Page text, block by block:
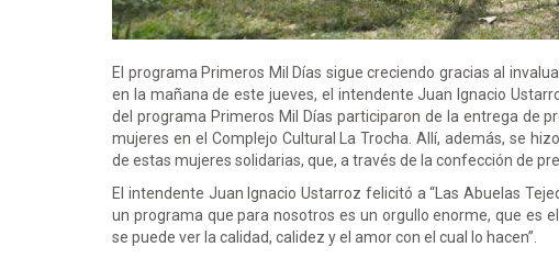
El programa Primeros Mil Días sigue creciendo gracias al
en la mañana de este jueves, el intendente Juan Ignacio
del programa Primeros Mil Días participaron de la entrega de
mujeres en el Complejo Cultural La Trocha. Allí, además, se
de estas mujeres solidarias, que, a través de la confección de
El intendente Juan Ignacio Ustarroz felicitó a “Las Abuelas
un programa que para nosotros es un orgullo enorme, que es
se puede ver la calidad, calidez y el amor con el cual lo hacen”.